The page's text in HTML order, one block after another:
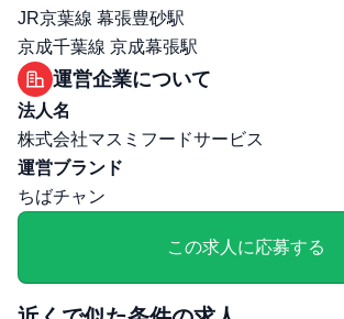
JR京葉線 幕張豊砂駅
京成千葉線 京成幕張駅
運営企業について
法人名
株式会社マスミフードサービス
運営ブランド
ちばチャン
この求人に応募する